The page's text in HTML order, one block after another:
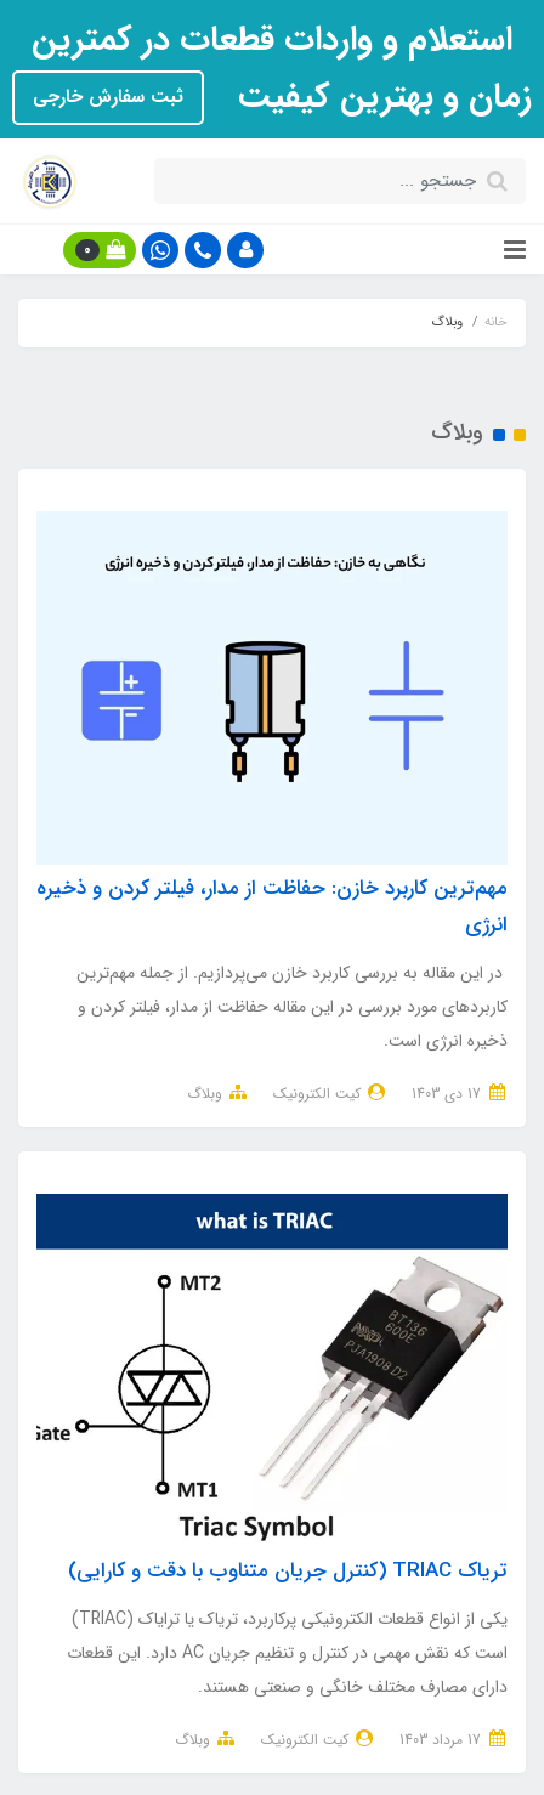
استعلام و واردات قطعات در کمترین
زمان و بهترین کیفیت
ثبت سفارش خارجی
0
خانه وبلاگ
وبلاگ
مهم‌ترین کاربرد خازن: حفاظت از مدار، فیلتر کردن و ذخیره
انرژی
در این مقاله به بررسی کاربرد خازن می‌پردازیم. از جمله مهم‌ترین
کاربردهای مورد بررسی در این مقاله حفاظت از مدار، فیلتر کردن و
ذخیره انرژی است.
کیت الکترونیک وبلاگ
تریاک TRIAC (کنترل جریان متناوب با دقت و کارایی)
یکی از انواع قطعات الکترونیکی پرکاربرد، تریاک‌ یا ترایاک (TRIAC)
است که نقش مهمی در کنترل و تنظیم جریان AC دارد. این قطعات
دارای مصارف مختلف خانگی و صنعتی هستند.
کیت الکترونیک وبلاگ